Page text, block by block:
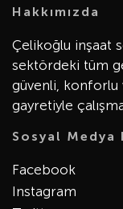
Hakkımızda
Çelikoğlu inşaat
sektördeki tüm
güvenli, konforlu
gayretiyle
Sosyal Medya
Facebook
Instagram